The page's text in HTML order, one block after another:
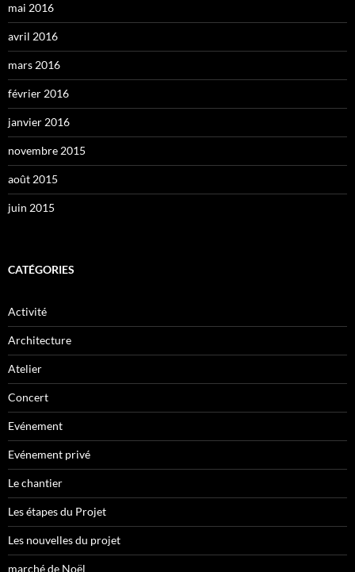
mai 2016
avril 2016
mars 2016
février 2016
janvier 2016
novembre 2015
août 2015
juin 2015
CATÉGORIES
Activité
Architecture
Atelier
Concert
Evénement
Evénement privé
Le chantier
Les étapes du Projet
Les nouvelles du projet
marché de Noël